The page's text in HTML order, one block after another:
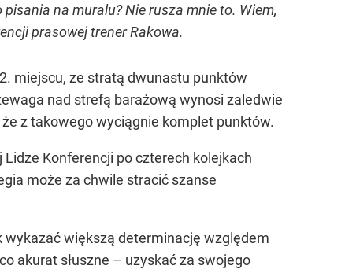
na muralu? Nie rusza mnie to. Wiem,
prasowej trener Rakowa.
miejscu, ze stratą dwunastu punktów
nad strefą barażową wynosi zaledwie
z takowego wyciągnie komplet punktów.
Lidze Konferencji po czterech kolejkach
może za chwile stracić szanse
wykazać większą determinację względem
akurat słuszne – uzyskać za swojego